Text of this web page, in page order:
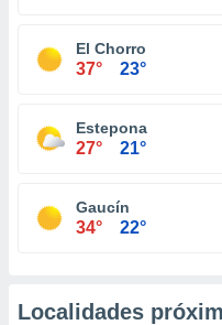
El Chorro
37° 23°
Estepona
27° 21°
Gaucín
34° 22°
Localidades